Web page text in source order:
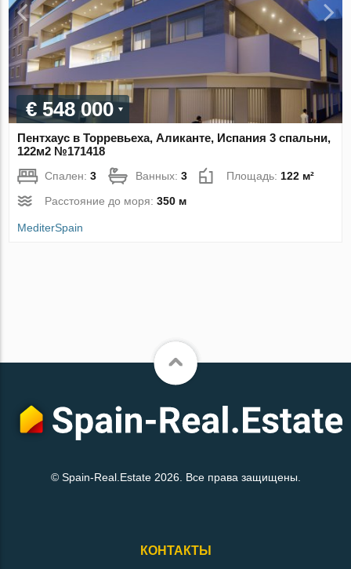
€ 548 000
Пентхаус в Торревьеха, Аликанте, Испания 3 спальни,
122м2 №171418
Спален:3 Ванных:3 Площадь: 122 м²
Расстояние до моря:350 м
MediterSpain
© Spain-Real.Estate 2026. Все права защищены.
КОНТАКТЫ